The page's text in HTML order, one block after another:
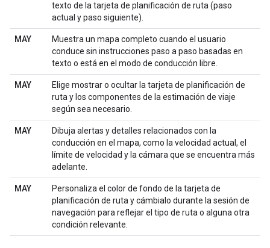
texto de la tarjeta de planificación de ruta (paso
actual y paso siguiente).
MAY
Muestra un mapa completo cuando el usuario
conduce sin instrucciones paso a paso basadas en
texto o está en el modo de conducción libre.
MAY
Elige mostrar o ocultar la tarjeta de planificación de
ruta y los componentes de la estimación de viaje
según sea necesario.
MAY
Dibuja alertas y detalles relacionados con la
conducción en el mapa, como la velocidad actual, el
límite de velocidad y la cámara que se encuentra más
adelante.
MAY
Personaliza el color de fondo de la tarjeta de
planificación de ruta y cámbialo durante la sesión de
navegación para reflejar el tipo de ruta o alguna otra
condición relevante.